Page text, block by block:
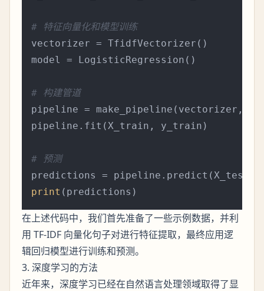
# 特征向量化和模型训练
vectorizer = TfidfVectorizer()
model = LogisticRegression()
# 构建管道
pipeline = make_pipeline(vectorizer,
pipeline.fit(X_train, y_train)
# 预测
print
在上述代码中，我们首先准备了一些示例数据，并利
用 TF-IDF 向量化句子对进行特征提取，最终应用逻
辑回归模型进行训练和预测。
3. 深度学习的方法
近年来，深度学习已经在自然语言处理领域取得了显